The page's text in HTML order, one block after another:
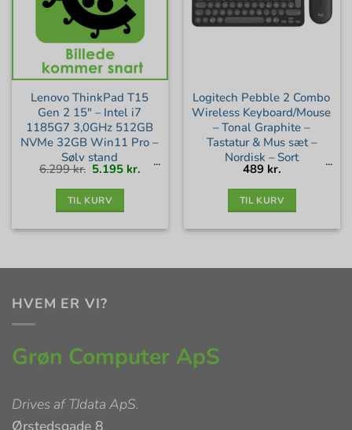
Lenovo ThinkPad T15
Gen 2 15″ – Intel i7
1185G7 3,0GHz 512GB
NVMe 32GB Win11 Pro –
Sølv stand
6.299kr. Den
oprindelige
pris
5.195 kr. Den
TIL KURV
Logitech Pebble 2 Combo
Wireless Keyboard/Mouse
– Tonal Graphite –
Tastatur & Mus sæt –
Nordisk – Sort
489 kr.
TIL KURV
HVEM ER VI?
Grøn Computer ApS
Drives afTJdata ApS.
Ørstedsgade 8